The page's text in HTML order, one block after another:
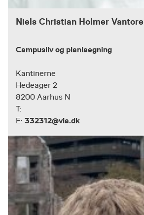
Niels Christian Holmer Vantore
Campusliv og planlaegning
Kantinerne
Hedeager 2
8200 Aarhus N
T:
E: 332312@via.dk